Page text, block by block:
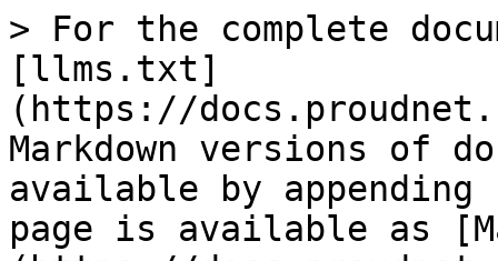
> For the complete
[llms.txt]
(https://
Markdown versions of
available by
page is available as